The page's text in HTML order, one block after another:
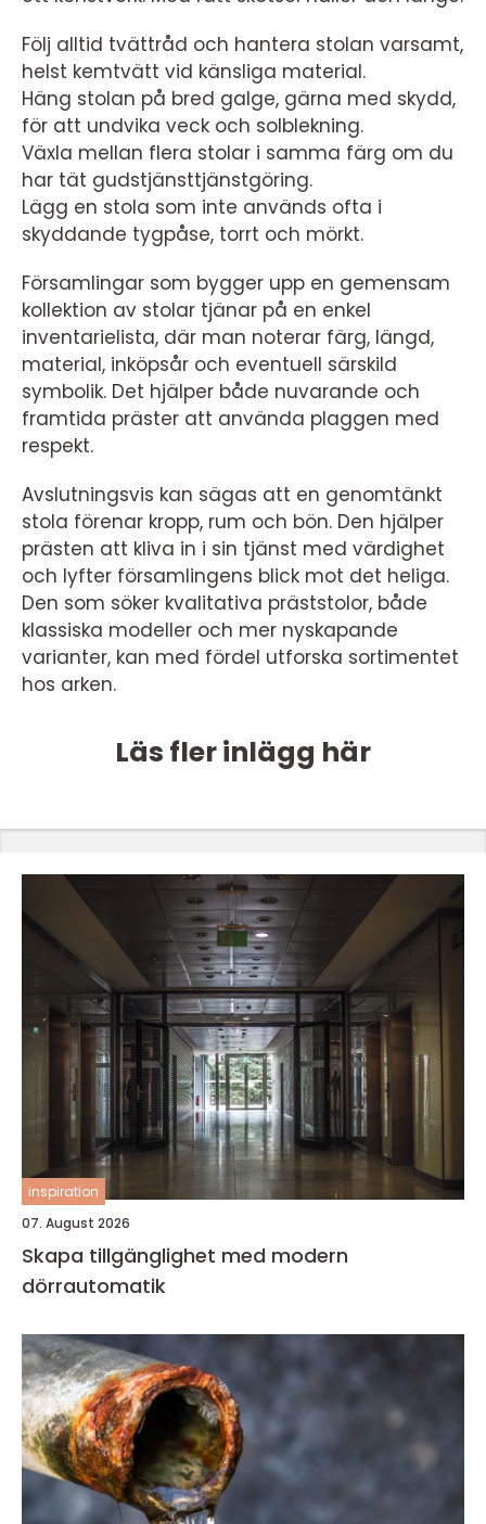
Följ alltid tvättråd och hantera stolan varsamt,
helst kemtvätt vid känsliga material.
Häng stolan på bred galge, gärna med skydd,
för att undvika veck och solblekning.
Växla mellan flera stolar i samma färg om du
har tät gudstjänsttjänstgöring.
Lägg en stola som inte används ofta i
skyddande tygpåse, torrt och mörkt.
Församlingar som bygger upp en gemensam
kollektion av stolar tjänar på en enkel
inventarielista, där man noterar färg, längd,
material, inköpsår och eventuell särskild
symbolik. Det hjälper både nuvarande och
framtida präster att använda plaggen med
respekt.
Avslutningsvis kan sägas att en genomtänkt
stola förenar kropp, rum och bön. Den hjälper
prästen att kliva in i sin tjänst med värdighet
och lyfter församlingens blick mot det heliga.
Den som söker kvalitativa präststolor, både
klassiska modeller och mer nyskapande
varianter, kan med fördel utforska sortimentet
hos arken.
Läs fler inlägg här
inspiration
07. August 2026
Skapa tillgänglighet med modern
dörrautomatik